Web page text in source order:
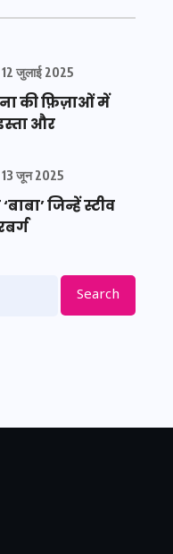
12 जुलाई 2025
की फ़िज़ाओं में
और
13 जून 2025
जिन्हें स्टीव
Search
डेवलपमेंट का